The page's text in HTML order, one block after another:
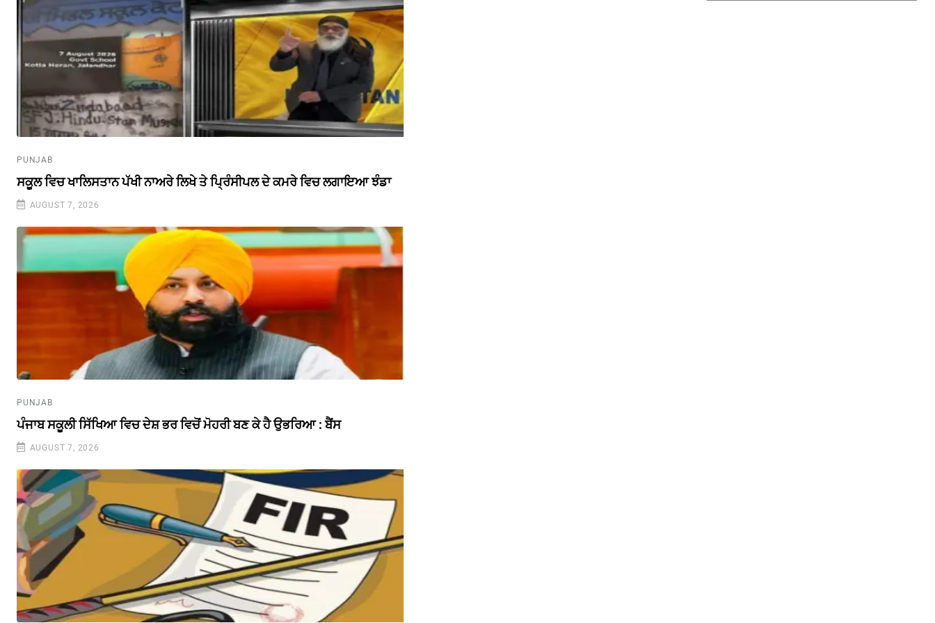
PUNJAB
ਸਕੂਲ ਵਿਚ ਖਾਲਿਸਤਾਨ ਪੱਖੀ ਨਾਅਰੇ ਲਿਖੇ ਤੇ ਪ੍ਰਿੰਸੀਪਲ ਦੇ ਕਮਰੇ ਵਿਚ ਲਗਾਇਆ ਝੰਡਾ
AUGUST 7, 2026
PUNJAB
ਪੰਜਾਬ ਸਕੂਲੀ ਸਿੱਖਿਆ ਵਿਚ ਦੇਸ਼ ਭਰ ਵਿਚੋਂ ਮੋਹਰੀ ਬਣ ਕੇ ਹੈ ਉਭਰਿਆ : ਬੈਂਸ
AUGUST 7, 2026